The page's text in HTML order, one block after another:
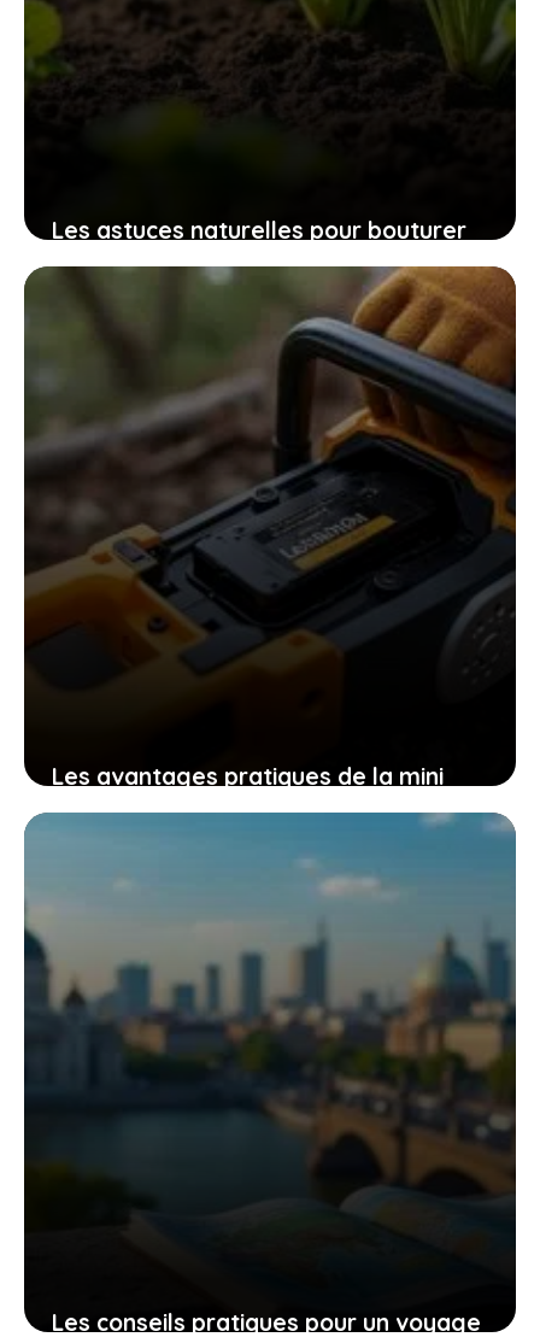
Les astuces naturelles pour bouturer
les patates douces et cultiver
facilement chez soi des plants
robustes
Les avantages pratiques de la mini
tronçonneuse güde mk 18-201-05 pour
Les conseils pratiques pour un voyage